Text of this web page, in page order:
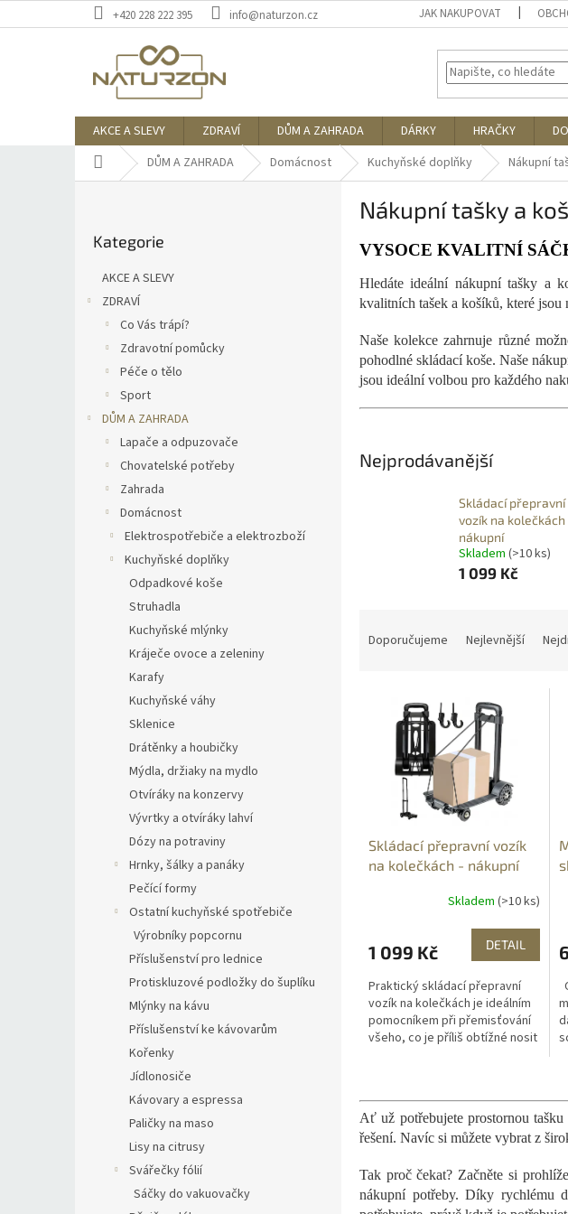
na
+420 228 222 395 info@naturzon.cz JAK NAKUPOVAT
AKCE A SLEVY ZDRAVÍ DŮM A ZAHRADA DÁRKY HRAČKY
Domů DŮM A ZAHRADA Domácnost Kuchyňské doplňky Nákupní
kategorie
Kategorie
AKCE A SLEVY
ZDRAVÍ
Co Vás trápí?
Zdravotní pomůcky
Péče o tělo
Sport
DŮM A ZAHRADA
Lapače a odpuzovače
Chovatelské potřeby
Zahrada
Domácnost
Elektrospotřebiče a elektrozboží
Kuchyňské doplňky
Odpadkové koše
Struhadla
Kuchyňské mlýnky
Kráječe ovoce a zeleniny
Karafy
Kuchyňské váhy
Sklenice
Drátěnky a houbičky
Mýdla, držiaky na mydlo
Otvíráky na konzervy
Vývrtky a otvíráky lahví
Dózy na potraviny
Hrnky, šálky a panáky
Pečící formy
Ostatní kuchyňské spotřebiče
Výrobníky popcornu
Příslušenství pro lednice
Protiskluzové podložky do šuplíku
Mlýnky na kávu
Příslušenství ke kávovarům
Kořenky
Jídlonosiče
Kávovary a espressa
Paličky na maso
Lisy na citrusy
Svářečky fólií
Sáčky do vakuovačky
Nákupní tašky a
VYSOCE KVALITNÍ
Hledáte ideální nákupní tašky a
kvalitních tašek a košíků, které
Naše kolekce zahrnuje různé
pohodlné skládací koše. Naše
jsou ideální volbou pro každého
Nejprodávanější
Skládací přepravní
vozík na kolečkách
nákupní
Skladem (>10 ks)
1 099 Kč
Doporučujeme Nejlevnější
Skládací přepravní vozík
na kolečkách - nákupní
Skladem (>10 ks)
1 099 Kč DETAIL
Praktický skládací přepravní
vozík na kolečkách je ideálním
pomocníkem při přemisťování
všeho, co je příliš obtížné nosit
Ať už potřebujete prostornou
řešení. Navíc si můžete vybrat z
Tak proč čekat? Začněte si
nákupní potřeby. Díky rychlému